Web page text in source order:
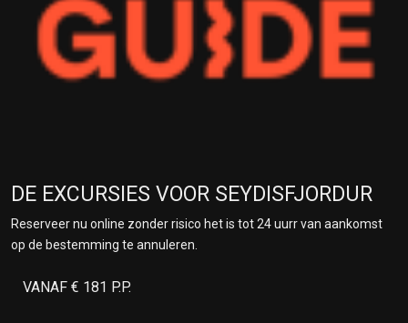
DE EXCURSIES VOOR SEYDISFJORDUR
Reserveer nu online zonder risico het is tot 24 uurr van aankomst
op de bestemming te annuleren.
VANAF € 181 P.P.